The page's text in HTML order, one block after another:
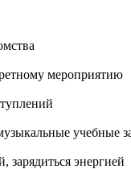
мероприятию
учебные
зарядиться энергией